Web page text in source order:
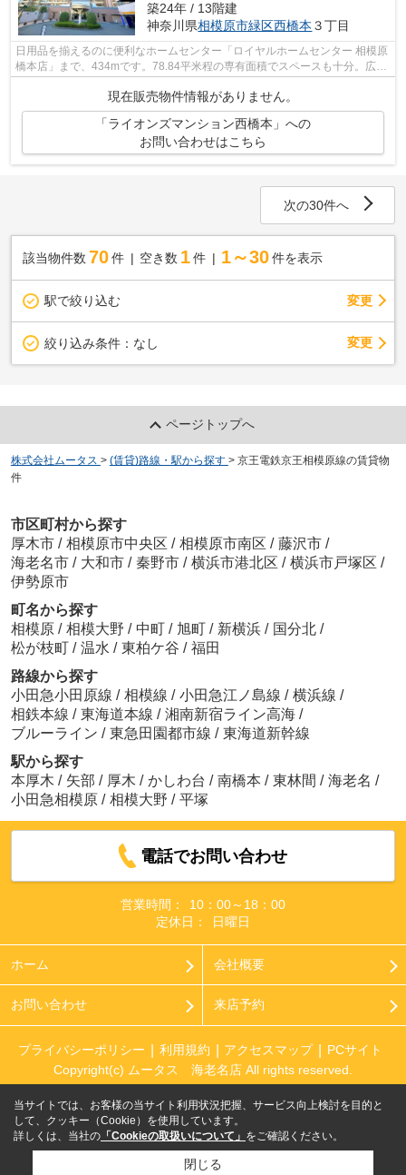
築24年 / 13階建
神奈川県相模原市緑区西橋本 ３丁目
日用品を揃えるのに便利なホームセンター「ロイヤルホームセンター 相模原
橋本店」まで、434mです。78.84平米程の専有面積でスペースも十分。広々
としたリビングに充実設備のキッチン...
現在販売物件情報がありません。
「ライオンズマンション西橋本」への
お問い合わせはこちら
次の30件へ
該当物件数 70件 空き数 1 件 1～30 件を表示
駅で絞り込む 変更
絞り込み条件： なし 変更
ページトップへ
株式会社ムータス > (賃貸)路線・駅から探す > 京王電鉄京王相模原線の賃貸物
件
市区町村から探す
厚木市 / 相模原市中央区 / 相模原市南区 / 藤沢市 /
海老名市 / 大和市 / 秦野市 / 横浜市港北区 / 横浜市戸塚区 /
伊勢原市
町名から探す
相模原 / 相模大野 / 中町 / 旭町 / 新横浜 / 国分北 /
松が枝町 / 温水 / 東柏ケ谷 / 福田
路線から探す
小田急小田原線 / 相模線 / 小田急江ノ島線 / 横浜線 /
相鉄本線 / 東海道本線 / 湘南新宿ライン高海 /
ブルーライン / 東急田園都市線 / 東海道新幹線
駅から探す
本厚木 / 矢部 / 厚木 / かしわ台 / 南橋本 / 東林間 / 海老名 /
小田急相模原 / 相模大野 / 平塚
電話でお問い合わせ
営業時間：
10：00～18：00
定休日：
日曜日
ホーム 会社概要
お問い合わせ 来店予約
プライバシーポリシー 利用規約 アクセスマップ
PCサイト
Copyright(c) ムータス 海老名店 All rights reserved.
当サイトでは、お客様の当サイト利用状況把握、サービス向上検討を目的と
して、クッキー（Cookie）を使用しています。
詳しくは、当社の 「Cookieの取扱いについて」 をご確認ください。
閉じる